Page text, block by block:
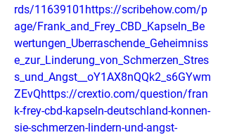
rds/11639101https://scribehow.com/p
age/Frank_and_Frey_CBD_Kapseln_Be
wertungen_Uberraschende_Geheimniss
e_zur_Linderung_von_Schmerzen_Stres
s_und_Angst__oY1AX8nQQk2_s6GYwm
ZEvQhttps://crextio.com/question/fran
k-frey-cbd-kapseln-deutschland-konnen-
sie-schmerzen-lindern-und-angst-